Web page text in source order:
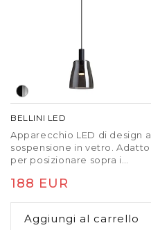
BELLINI LED
Apparecchio LED di design a
sospensione in vetro. Adatto
per posizionare sopra i
della cucina.
Prezzo
di
listino
188 EUR
Aggiungi al carrello